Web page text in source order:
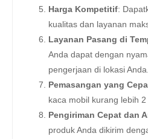
Harga Kompetitif:
kualitas dan layanan
Layanan Pasang di
Anda dapat dengan
pengerjaan di lokasi Anda.
Pemasangan yang
kaca mobil kurang lebih 2
Pengiriman Cepat dan
produk Anda dikirim